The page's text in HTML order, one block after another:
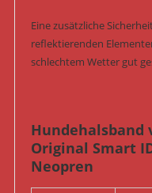
Eine zusätzliche
reflektierenden
schlechtem Wetter gut
Hundehalsband
Original Smart
Neopren